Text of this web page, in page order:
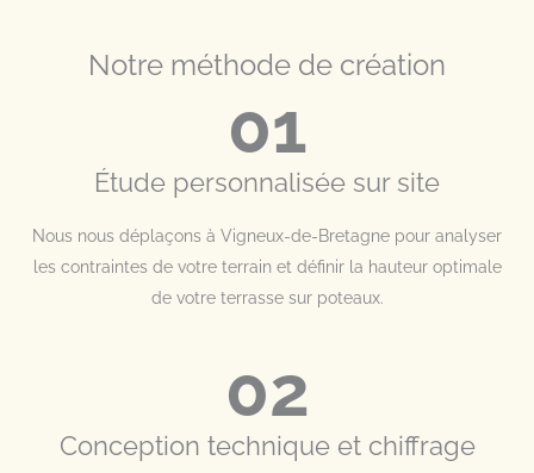
Notre méthode de création
01
Étude personnalisée sur site
Nous nous déplaçons à Vigneux-de-Bretagne pour analyser
les contraintes de votre terrain et définir la hauteur optimale
de votre terrasse sur poteaux.
02
Conception technique et chiffrage